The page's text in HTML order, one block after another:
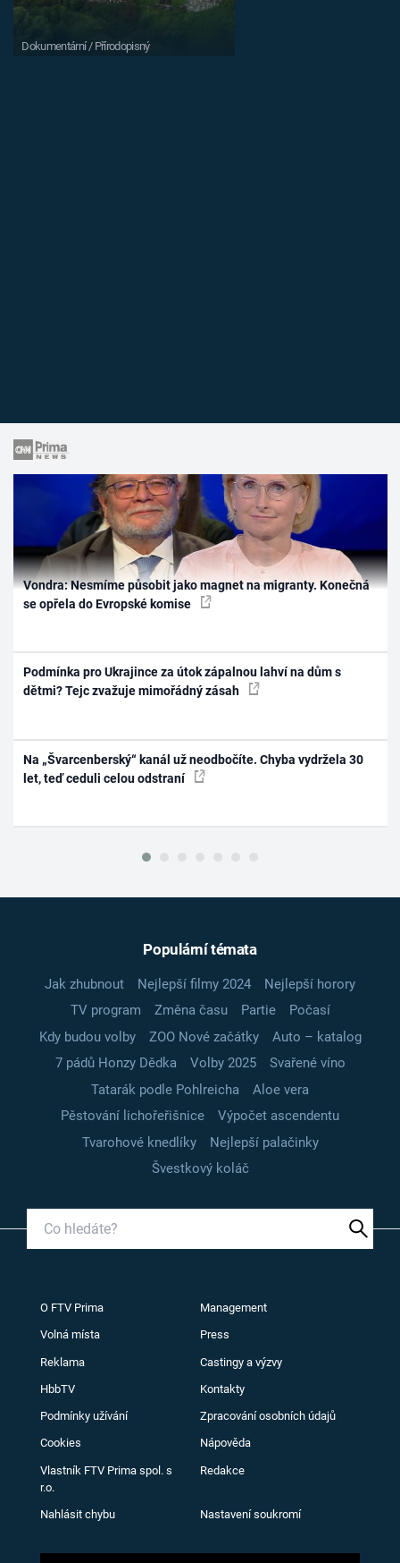
Dokumentární / Přírodopisný
Vondra: Nesmíme působit jako magnet na migranty. Konečná
se opřela do Evropské komise
Podmínka pro Ukrajince za útok zápalnou lahví na dům s
dětmi? Tejc zvažuje mimořádný zásah
Na „Švarcenberský“ kanál už neodbočíte. Chyba vydržela 30
let, teď ceduli celou odstraní
Populární témata
Jak zhubnout Nejlepší filmy 2024
Nejlepší horory
TV program
Změna času Partie
Počasí
Kdy budou volby
ZOO Nové začátky
Auto – katalog
7 pádů Honzy Dědka
Volby 2025
Svařené víno
Tatarák podle Pohlreicha
Aloe vera
Pěstování lichořeřišnice
Výpočet ascendentu
Tvarohové knedlíky
Nejlepší palačinky
Švestkový koláč
O FTV Prima Management
Volná místa Press
Reklama Castingy a výzvy
HbbTV Kontakty
Podmínky užívání Zpracování osobních údajů
Cookies Nápověda
Vlastník FTV Prima spol. s
r.o.
Redakce
Nahlásit chybu Nastavení soukromí